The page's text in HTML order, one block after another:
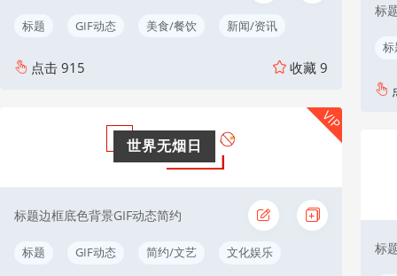
标题 GIF动态 美食/餐饮 新闻/资讯
点击 915 收藏 9
世界无烟日
标题边框底色背景GIF动态简约
标题 GIF动态 简约/文艺 文化娱乐
VIP
标
标
标